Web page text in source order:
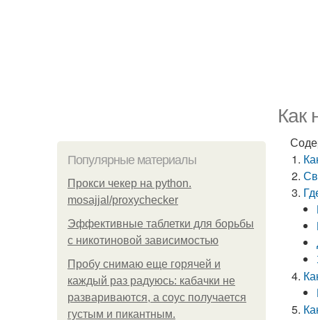
Как
Популярные материалы
Прокси чекер на python.
mosajjal/proxychecker
Эффективные таблетки для борьбы
с никотиновой зависимостью
Пробу снимаю еще горячей и
каждый раз радуюсь: кабачки не
развариваются, а соус получается
густым и пикантным.